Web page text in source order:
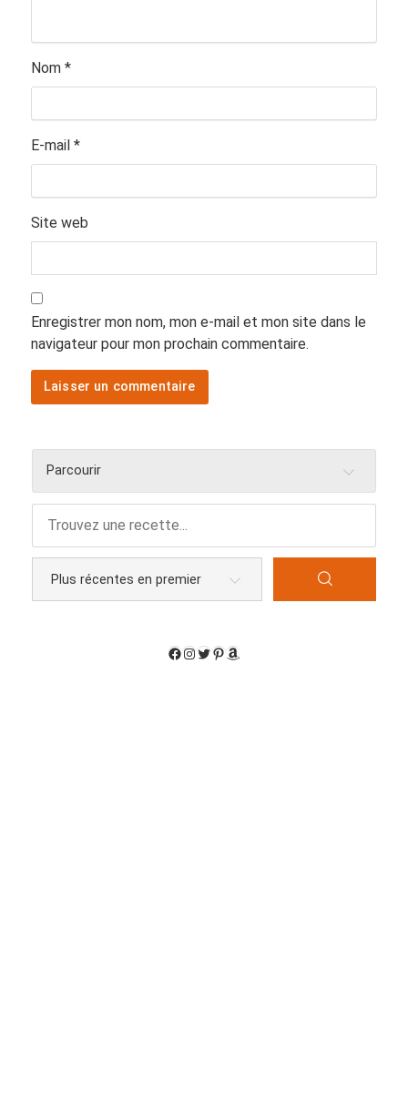
Nom *
E-mail *
Site web
Enregistrer mon nom, mon e-mail et mon site dans le
navigateur pour mon prochain commentaire.
Parcourir